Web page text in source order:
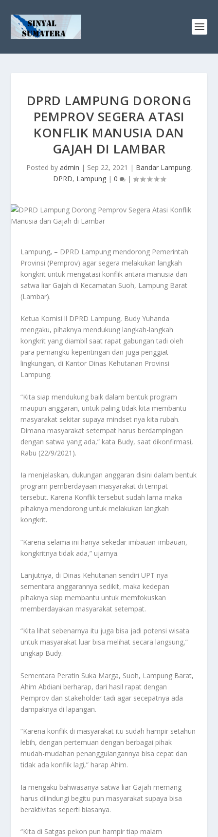
DPRD LAMPUNG DORONG
PEMPROV SEGERA ATASI
KONFLIK MANUSIA DAN
GAJAH DI LAMBAR
Posted by admin | Sep 22, 2021 | Bandar Lampung,
DPRD, Lampung| 0 |
Lampung, – DPRD Lampung mendorong Pemerintah
Provinsi (Pemprov) agar segera melakukan langkah
kongkrit untuk mengatasi konflik antara manusia dan
satwa liar Gajah di Kecamatan Suoh, Lampung Barat
(Lambar).
Ketua Komisi ll DPRD Lampung, Budy Yuhanda
mengaku, pihaknya mendukung langkah-langkah
kongkrit yang diambil saat rapat gabungan tadi oleh
para pemangku kepentingan dan juga penggiat
lingkungan, di Kantor Dinas Kehutanan Provinsi
Lampung.
“Kita siap mendukung baik dalam bentuk program
maupun anggaran, untuk paling tidak kita membantu
masyarakat sekitar supaya mindset nya kita rubah.
Dimana masyarakat setempat harus berdampingan
dengan satwa yang ada,” kata Budy, saat dikonfirmasi,
Rabu (22/9/2021).
Ia menjelaskan, dukungan anggaran disini dalam bentuk
program pemberdayaan masyarakat di tempat
tersebut. Karena Konflik tersebut sudah lama maka
pihaknya mendorong untuk melakukan langkah
kongkrit.
“Karena selama ini hanya sekedar imbauan-imbauan,
kongkritnya tidak ada,” ujarnya.
Lanjutnya, di Dinas Kehutanan sendiri UPT nya
sementara anggarannya sedikit, maka kedepan
pihaknya siap membantu untuk memfokuskan
memberdayakan masyarakat setempat.
“Kita lihat sebenarnya itu juga bisa jadi potensi wisata
untuk masyarakat luar bisa melihat secara langsung,”
ungkap Budy.
Sementara Peratin Suka Marga, Suoh, Lampung Barat,
Ahim Abdiani berharap, dari hasil rapat dengan
Pemprov dan stakeholder tadi agar secepatnya ada
dampaknya di lapangan.
“Karena konflik di masyarakat itu sudah hampir setahun
lebih, dengan pertemuan dengan berbagai pihak
mudah-mudahan penanggulangannya bisa cepat dan
tidak ada konflik lagi,” harap Ahim.
Ia mengaku bahwasanya satwa liar Gajah memang
harus dilindungi begitu pun masyarakat supaya bisa
beraktivitas seperti biasanya.
“Kita di Satgas pekon pun hampir tiap malam